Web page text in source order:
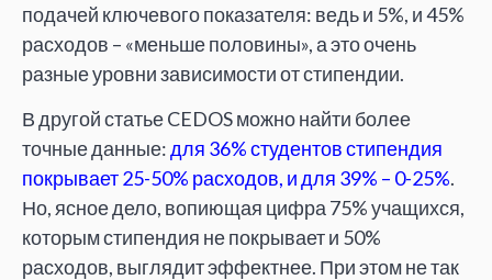
подачей ключевого показателя: ведь и 5%, и 45%
расходов – «меньше половины», а это очень
разные уровни зависимости от стипендии.
В другой статье CEDOS можно найти более
точные данные:для 36% студентов стипендия
покрывает 25-50% расходов, и для 39% – 0-25%.
Но, ясное дело, вопиющая цифра 75% учащихся,
которым стипендия не покрывает и 50%
расходов, выглядит эффектнее. При этом не так